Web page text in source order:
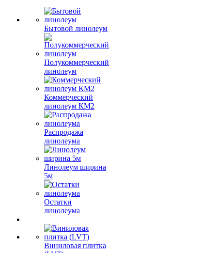
Бытовой линолеум
Полукоммерческий
линолеум
Коммерческий
линолеум КМ2
Распродажа
линолеума
Линолеум ширина
5м
Остатки
линолеума
Виниловая плитка